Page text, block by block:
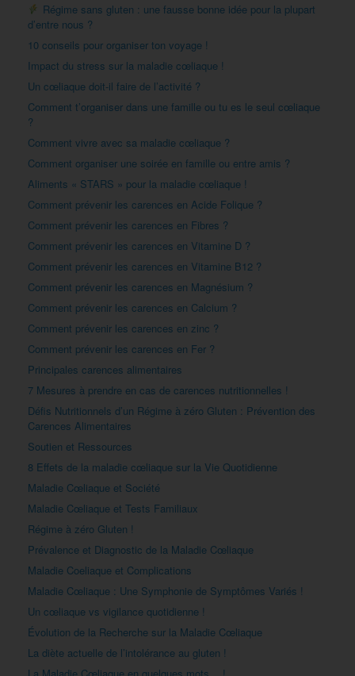
Régime sans gluten : une fausse bonne idée pour la plupart
d’entre nous ?
10 conseils pour organiser ton voyage !
Impact du stress sur la maladie cœliaque !
Un cœliaque doit-il faire de l’activité ?
Comment t’organiser dans une famille ou tu es le seul cœliaque
?
Comment vivre avec sa maladie cœliaque ?
Comment organiser une soirée en famille ou entre amis ?
Aliments « STARS » pour la maladie cœliaque !
Comment prévenir les carences en Acide Folique ?
Comment prévenir les carences en Fibres ?
Comment prévenir les carences en Vitamine D ?
Comment prévenir les carences en Vitamine B12 ?
Comment prévenir les carences en Magnésium ?
Comment prévenir les carences en Calcium ?
Comment prévenir les carences en zinc ?
Comment prévenir les carences en Fer ?
Principales carences alimentaires
7 Mesures à prendre en cas de carences nutritionnelles !
Défis Nutritionnels d’un Régime à zéro Gluten : Prévention des
Carences Alimentaires
Soutien et Ressources
8 Effets de la maladie cœliaque sur la Vie Quotidienne
Maladie Cœliaque et Société
Maladie Cœliaque et Tests Familiaux
Régime à zéro Gluten !
Prévalence et Diagnostic de la Maladie Cœliaque
Maladie Coeliaque et Complications
Maladie Cœliaque : Une Symphonie de Symptômes Variés !
Un cœliaque vs vigilance quotidienne !
Évolution de la Recherche sur la Maladie Cœliaque
La diète actuelle de l’intolérance au gluten !
La Maladie Cœliaque en quelques mots… !